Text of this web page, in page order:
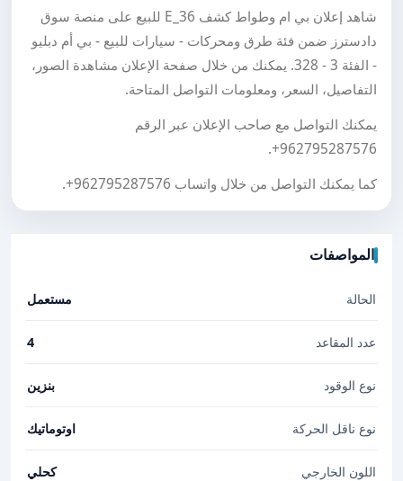
شاهد إعلان بي ام وطواط كشف E_36 للبيع على منصة سوق
دادسترز ضمن فئة طرق ومحركات - سيارات للبيع - بي أم دبليو
- الفئة 3 - 328. يمكنك من خلال صفحة الإعلان مشاهدة الصور،
التفاصيل، السعر، ومعلومات التواصل المتاحة.
يمكنك التواصل مع صاحب الإعلان عبر الرقم
+962795287576
.
كما يمكنك التواصل من خلال واتساب +962795287576
.
المواصفات
الحالة مستعمل
عدد المقاعد 4
نوع الوقود بنزين
نوع ناقل الحركة اوتوماتيك
اللون الخارجي كحلي